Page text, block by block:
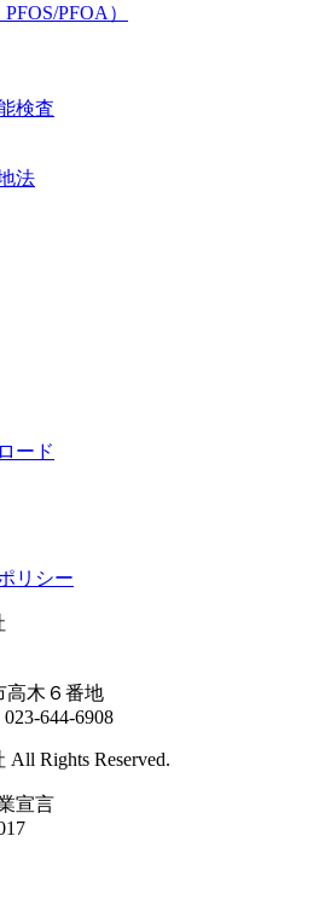
PFOA）
検査
法
ード
リシー
高木６番地
644-6908
Rights Reserved.